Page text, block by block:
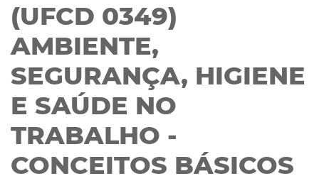
(UFCD 0349)
AMBIENTE,
SEGURANÇA, HIGIENE
E SAÚDE NO
TRABALHO -
CONCEITOS BÁSICOS